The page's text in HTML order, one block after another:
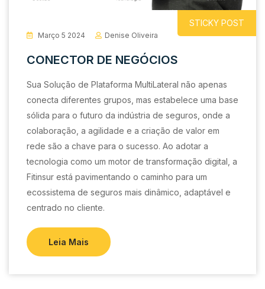
STICKY POST
Março 5 2024 Denise Oliveira
CONECTOR DE NEGÓCIOS
Sua Solução de Plataforma MultiLateral não apenas
conecta diferentes grupos, mas estabelece uma base
sólida para o futuro da indústria de seguros, onde a
colaboração, a agilidade e a criação de valor em
rede são a chave para o sucesso. Ao adotar a
tecnologia como um motor de transformação digital, a
Fitinsur está pavimentando o caminho para um
ecossistema de seguros mais dinâmico, adaptável e
centrado no cliente.
Leia Mais